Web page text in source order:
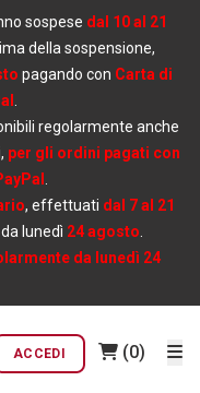
sospese dal 10 al 21
della sospensione,
pagando con Carta di
regolarmente anche
per gli ordini pagati con
, effettuati dal 7 al 21
lunedì 24 agosto
da lunedì 24
ACCEDI (0)